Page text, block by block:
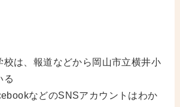
校は、報道などから岡山市立横井小
る
などのSNSアカウントはわか